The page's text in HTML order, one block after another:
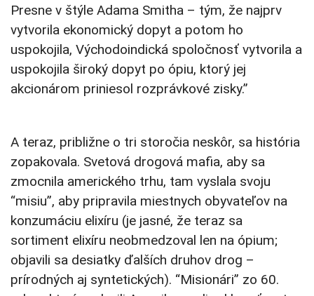
Presne v štýle Adama Smitha – tým, že najprv
vytvorila ekonomický dopyt a potom ho
uspokojila, Východoindická spoločnosť vytvorila a
uspokojila široký dopyt po ópiu, ktorý jej
akcionárom priniesol rozprávkové zisky.”
A teraz, približne o tri storočia neskôr, sa história
zopakovala. Svetová drogová mafia, aby sa
zmocnila amerického trhu, tam vyslala svoju
“misiu”, aby pripravila miestnych obyvateľov na
konzumáciu elixíru (je jasné, že teraz sa
sortiment elixíru neobmedzoval len na ópium;
objavili sa desiatky ďalších druhov drog –
prírodných aj syntetických). “Misionári” zo 60.